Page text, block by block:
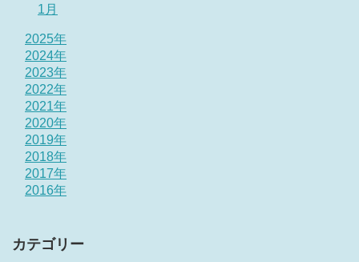
1月
2025年
2024年
2023年
2022年
2021年
2020年
2019年
2018年
2017年
2016年
カテゴリー